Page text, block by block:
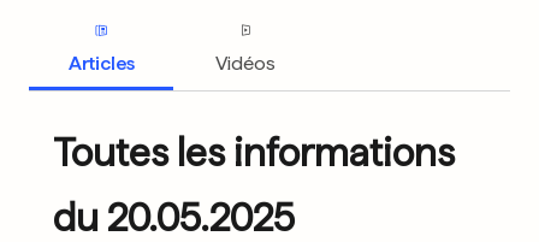
Articles Vidéos
Toutes les informations
du 20.05.2025